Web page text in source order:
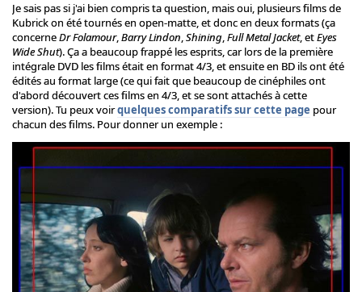
Je sais pas si j'ai bien compris ta question, mais oui, plusieurs films de
Kubrick on été tournés en open-matte, et donc en deux formats (ça
concerneDr Folamour,Barry Lindon,Shining,Full Metal Jacket, etEyes
Wide Shut). Ça a beaucoup frappé les esprits, car lors de la première
intégrale DVD les films était en format 4/3, et ensuite en BD ils ont été
édités au format large (ce qui fait que beaucoup de cinéphiles ont
d'abord découvert ces films en 4/3, et se sont attachés à cette
version). Tu peux voirquelques comparatifs sur cette page pour
chacun des films. Pour donner un exemple :